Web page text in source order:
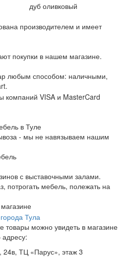
дуб оливковый
производителем и имеет
покупки в нашем магазине.
любым способом: наличными,
в Туле
- мы не навязываем нашим
с выставочными залами.
потрогать мебель, полежать на
товары можно увидеть в магазине
24в, ТЦ «Парус», этаж 3